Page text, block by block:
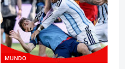
MUNDO